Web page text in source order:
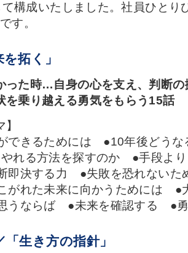
構成いたしました。社員ひと
す。
拓く」
た時…自身の心を支え、判断の
乗り越える勇気をもらう15話
できるためには ●10年後どう
れる方法を探すのか ●手段よ
即決する力 ●失敗を恐れない
れた未来に向かうためには ●
うならば ●未来を確認する ●
生き方の指針」